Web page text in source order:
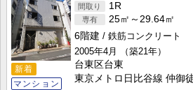
新着
マンション
1R
25㎡～29.64㎡
6階建
鉄筋コンクリート
2005年4月
（築21年）
台東区台東
東京メトロ日比谷線 仲御